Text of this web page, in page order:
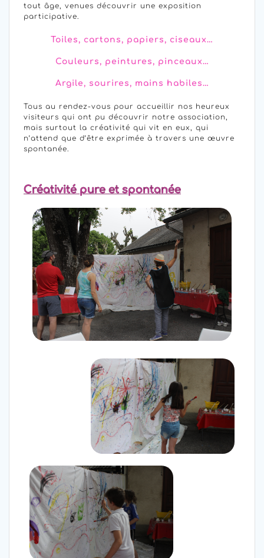
tout âge, venues découvrir une exposition
participative.
Toiles, cartons, papiers, ciseaux…
Couleurs, peintures, pinceaux…
Argile, sourires, mains habiles…
Tous au rendez-vous pour accueillir nos heureux
visiteurs qui ont pu découvrir notre association,
mais surtout la créativité qui vit en eux, qui
n’attend que d’être exprimée à travers une œuvre
spontanée.
Créativité pure et spontanée